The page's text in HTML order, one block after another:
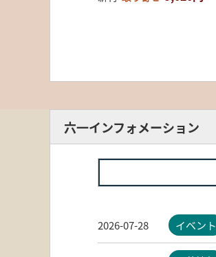
六一インフォメーション
2026-07-28 イベント